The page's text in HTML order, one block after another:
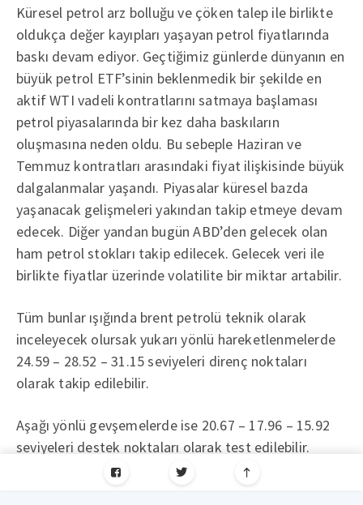
Küresel petrol arz bolluğu ve çöken talep ile birlikte
oldukça değer kayıpları yaşayan petrol fiyatlarında
baskı devam ediyor. Geçtiğimiz günlerde dünyanın en
büyük petrol ETF’sinin beklenmedik bir şekilde en
aktif WTI vadeli kontratlarını satmaya başlaması
petrol piyasalarında bir kez daha baskıların
oluşmasına neden oldu. Bu sebeple Haziran ve
Temmuz kontratları arasındaki fiyat ilişkisinde büyük
dalgalanmalar yaşandı. Piyasalar küresel bazda
yaşanacak gelişmeleri yakından takip etmeye devam
edecek. Diğer yandan bugün ABD’den gelecek olan
ham petrol stokları takip edilecek. Gelecek veri ile
birlikte fiyatlar üzerinde volatilite bir miktar artabilir.
Tüm bunlar ışığında brent petrolü teknik olarak
inceleyecek olursak yukarı yönlü hareketlenmelerde
24.59 – 28.52 – 31.15 seviyeleri direnç noktaları
olarak takip edilebilir.
Aşağı yönlü gevşemelerde ise 20.67 – 17.96 – 15.92
seviyeleri destek noktaları olarak test edilebilir.